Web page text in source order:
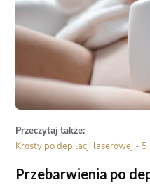
Przeczytaj także:
Krosty po depilacji laserowej -
Przebarwienia po